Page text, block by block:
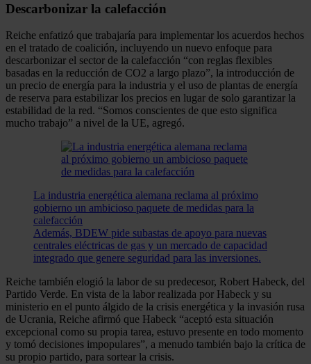
Descarbonizar la calefacción
Reiche enfatizó que trabajaría para implementar los acuerdos hechos
en el tratado de coalición, incluyendo un nuevo enfoque para
descarbonizar el sector de la calefacción “con reglas flexibles
basadas en la reducción de CO2 a largo plazo”, la introducción de
un precio de energía para la industria y el uso de plantas de energía
de reserva para estabilizar los precios en lugar de solo garantizar la
estabilidad de la red. “Somos conscientes de que esto significa
mucho trabajo” a nivel de la UE, agregó.
La industria energética alemana reclama al próximo
gobierno un ambicioso paquete de medidas para la
calefacción
Además, BDEW pide subastas de apoyo para nuevas
centrales eléctricas de gas y un mercado de capacidad
integrado que genere seguridad para las inversiones.
Reiche también elogió la labor de su predecesor, Robert Habeck, del
Partido Verde. En vista de la labor realizada por Habeck y su
ministerio en el punto álgido de la crisis energética y la invasión rusa
de Ucrania, Reiche afirmó que Habeck “aceptó esta situación
excepcional como su propia tarea, estuvo presente en todo momento
y tomó decisiones impopulares”, a menudo también bajo la crítica de
su propio partido, para sortear la crisis.